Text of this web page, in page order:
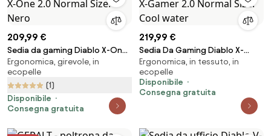
209,99 €
Sedia da gaming Diablo X-One
2.0 Normal Size: Nero
Ergonomica, girevole, in
ecopelle
(1)
Disponibile
Consegna gratuita
219,99 €
Sedia Da Gaming Diablo X-
Gamer 2.0 Normal Size: Cool
water
Ergonomica, in tessuto, in
ecopelle
Disponibile
Consegna gratuita